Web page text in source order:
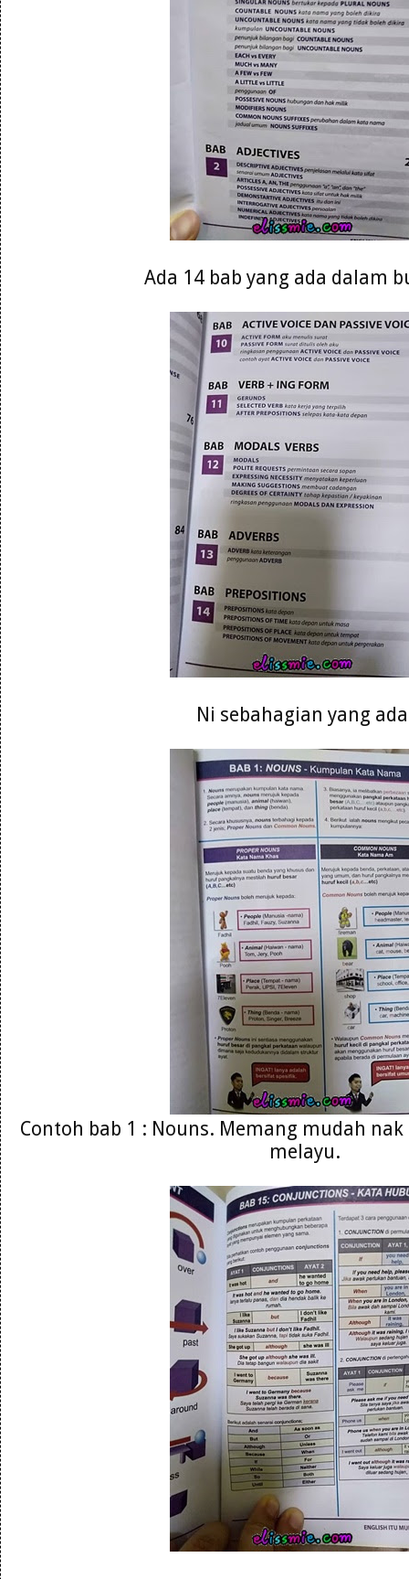
Ada 14 bab yang ada dalam
Ni sebahagian yang
Contoh bab 1 : Nouns. Memang mudah
melayu.